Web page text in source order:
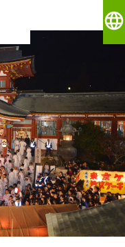
language